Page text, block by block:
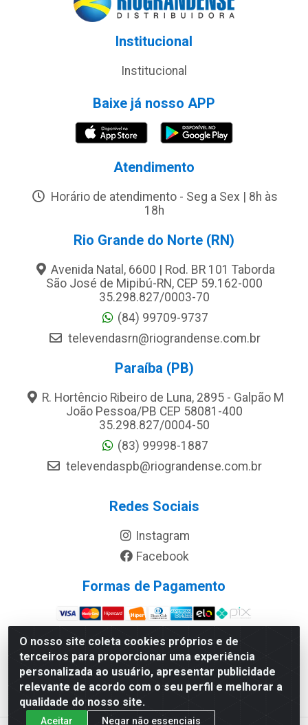
O nosso site coleta cookies próprios e de
terceiros para proporcionar uma experiência
personalizada ao usuário, apresentar publicidade
relevante de acordo com o seu perfil e melhorar a
qualidade do nosso site.
Aceitar Negar não essenciais
Institucional
Institucional
Baixe já nosso APP
Atendimento
Horário de atendimento - Seg a Sex | 8h às
18h
Rio Grande do Norte (RN)
Avenida Natal, 6600 | Rod. BR 101 Taborda
São José de Mipibú-RN, CEP 59.162-000
35.298.827/0003-70
(84) 99709-9737
televendasrn@riograndense.com.br
Paraíba (PB)
R. Hortêncio Ribeiro de Luna, 2895 - Galpão M
João Pessoa/PB CEP 58081-400
35.298.827/0004-50
(83) 99998-1887
televendaspb@riograndense.com.br
Redes Sociais
Instagram
Facebook
Formas de Pagamento
Site Seguro